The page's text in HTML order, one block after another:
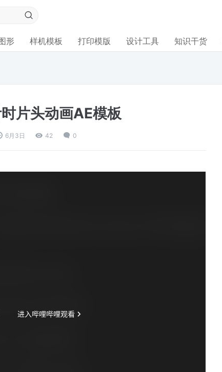
形 样机模板 打印模版 设计工具 知识干货
片头动画AE模板
6月3日 42 0